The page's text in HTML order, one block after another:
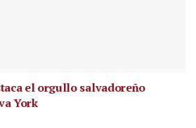
el orgullo salvadoreño
York